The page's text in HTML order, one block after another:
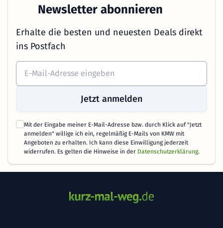
Newsletter abonnieren
Erhalte die besten und neuesten Deals direkt
ins Postfach
Jetzt anmelden
Mit der Eingabe meiner E-Mail-Adresse bzw. durch Klick auf "Jetzt
anmelden" willige ich ein, regelmäßig E-Mails von KMW mit
Angeboten zu erhalten. Ich kann diese Einwilligung jederzeit
widerrufen. Es gelten die Hinweise in der Datenschutzerklärung.